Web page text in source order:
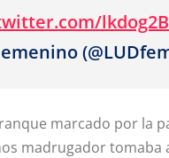
marcado por la
madrugador